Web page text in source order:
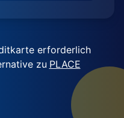
erforderlich
zu PLACE